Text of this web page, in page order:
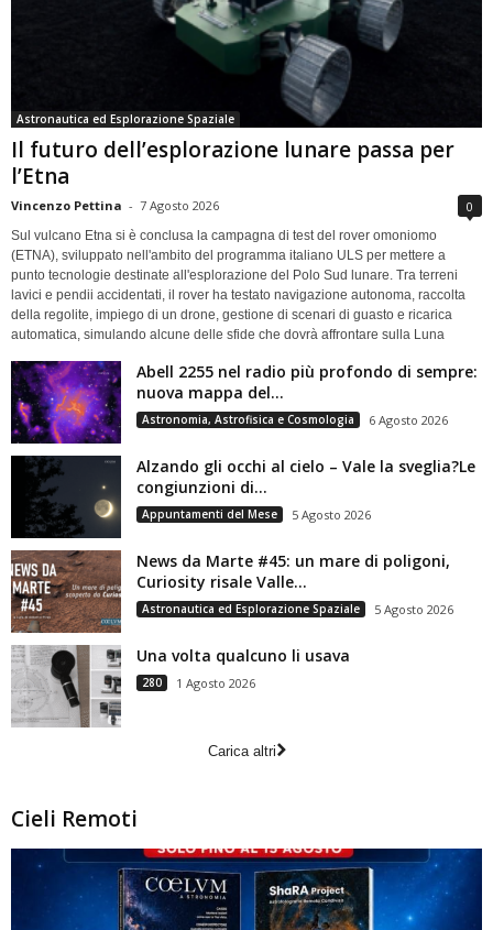
Astronautica ed Esplorazione Spaziale
Il futuro dell’esplorazione lunare passa per
l’Etna
Vincenzo Pettina - 7 Agosto 2026 0
Sul vulcano Etna si è conclusa la campagna di test del rover omoniomo
(ETNA), sviluppato nell'ambito del programma italiano ULS per mettere a
punto tecnologie destinate all'esplorazione del Polo Sud lunare. Tra terreni
lavici e pendii accidentati, il rover ha testato navigazione autonoma, raccolta
della regolite, impiego di un drone, gestione di scenari di guasto e ricarica
automatica, simulando alcune delle sfide che dovrà affrontare sulla Luna
Abell 2255 nel radio più profondo di sempre:
nuova mappa del...
Astronomia, Astrofisica e Cosmologia 6 Agosto 2026
Alzando gli occhi al cielo – Vale la sveglia?Le
congiunzioni di...
Appuntamenti del Mese 5 Agosto 2026
News da Marte #45: un mare di poligoni,
Curiosity risale Valle...
Astronautica ed Esplorazione Spaziale 5 Agosto 2026
Una volta qualcuno li usava
280 1 Agosto 2026
Carica altri
Cieli Remoti